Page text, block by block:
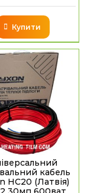
Купити
кабель
HC20 (Латвія)